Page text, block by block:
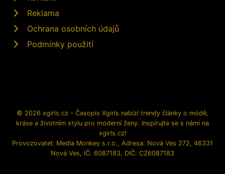
Reklama
Ochrana osobních údajů
Podmínky použití
© 2026 xgirls.cz - Časopis Xgirls nabízí trendy články o módě,
kráse a životním stylu pro moderní ženy. Inspirujte se s námi na
xgirls.cz!
Provozovatel: Media Monkey s.r.o., Adresa: Nová Ves 272, 46331
Nová Ves, IČ: 6087183, DIČ: CZ6087183